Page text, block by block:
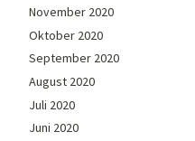
November 2020
Oktober 2020
September 2020
August 2020
Juli 2020
Juni 2020